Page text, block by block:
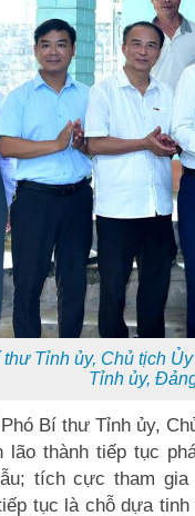
Tỉnh ủy, Chủ tịch
Tỉnh ủy,
Bí thư Tỉnh ủy,
lão thành tiếp tục
tích cực tham
tục là chỗ dựa